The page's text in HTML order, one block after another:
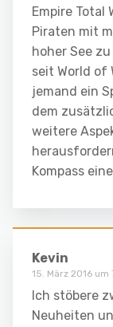
Empire Total
Piraten mit
hoher See
seit World of
jemand ein
dem
weitere
Kompass
Kevin
15. März 2016 um
Ich stöbere
Neuheiten